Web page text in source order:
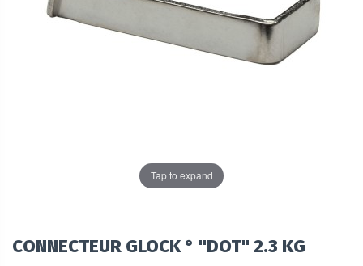
Tap to expand
CONNECTEUR GLOCK ° "DOT" 2.3 KG